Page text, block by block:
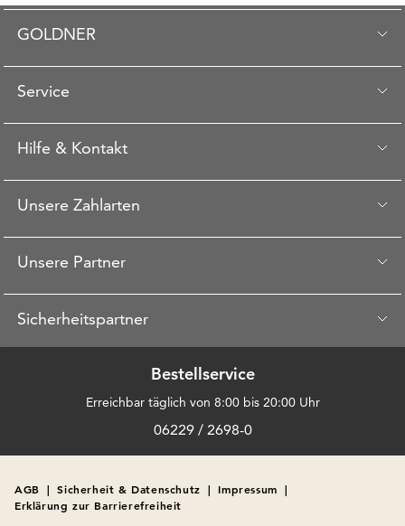
GOLDNER
Service
Hilfe & Kontakt
Unsere Zahlarten
Unsere Partner
Sicherheitspartner
Bestellservice
Erreichbar täglich von 8:00 bis 20:00 Uhr
06229 / 2698-0
AGB | Sicherheit & Datenschutz | Impressum |
Erklärung zur Barrierefreiheit